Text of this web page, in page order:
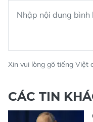
Xin vui lòng gõ tiếng Việt
CÁC TIN